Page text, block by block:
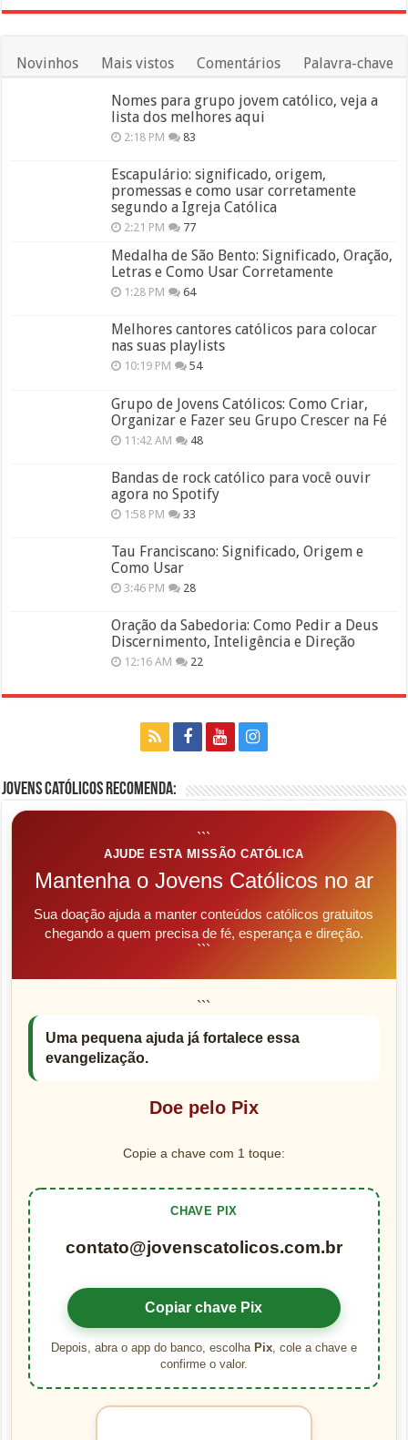
Novinhos Mais vistos Comentários Palavra-chave
Nomes para grupo jovem católico, veja a
lista dos melhores aqui
2:18 PM 83
Escapulário: significado, origem,
promessas e como usar corretamente
segundo a Igreja Católica
2:21 PM 77
Medalha de São Bento: Significado, Oração,
Letras e Como Usar Corretamente
1:28 PM 64
Melhores cantores católicos para colocar
nas suas playlists
10:19 PM 54
Grupo de Jovens Católicos: Como Criar,
Organizar e Fazer seu Grupo Crescer na Fé
11:42 AM 48
Bandas de rock católico para você ouvir
agora no Spotify
1:58 PM 33
Tau Franciscano: Significado, Origem e
Como Usar
3:46 PM 28
Oração da Sabedoria: Como Pedir a Deus
Discernimento, Inteligência e Direção
12:16 AM 22
Jovens Católicos Recomenda:
```
AJUDE ESTA MISSÃO CATÓLICA
Mantenha o Jovens Católicos no ar
Sua doação ajuda a manter conteúdos católicos gratuitos
chegando a quem precisa de fé, esperança e direção.
```
```
Uma pequena ajuda já fortalece essa
evangelização.
Doe pelo Pix
Copie a chave com 1 toque:
CHAVE PIX
contato@jovenscatolicos.com.br
Copiar chave Pix
Depois, abra o app do banco, escolha Pix, cole a chave e
confirme o valor.